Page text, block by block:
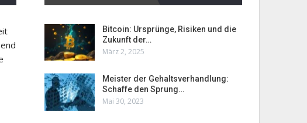
Bitcoin: Ursprünge, Risiken und die
Zukunft der…
März 2, 2025
Meister der Gehaltsverhandlung:
Schaffe den Sprung…
Mai 30, 2023